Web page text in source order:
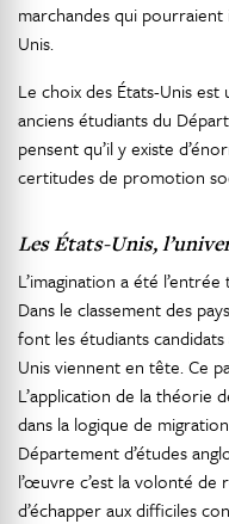
marchandes qui
Unis.
Le choix des États-Unis
anciens étudiants du
pensent qu’il y existe
certitudes de promotion
Les États-Unis,
L’imagination a été
Dans le classement des
font les étudiants
Unis viennent en tête. Ce
L’application de la théorie
dans la logique de
Département d’études
l’œuvre c’est la volonté de
d’échapper aux difficiles